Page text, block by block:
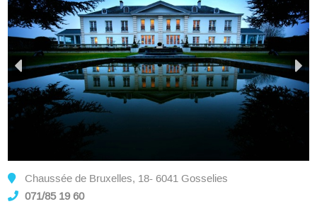
Chaussée de Bruxelles, 18- 6041 Gosselies
071/85 19 60